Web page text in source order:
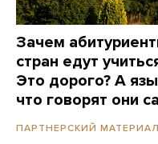
Зачем
стран едут
Это дорого? А
что говорят они
ПАРТНЕРСКИЙ МАТЕРИАЛ